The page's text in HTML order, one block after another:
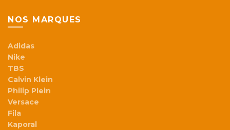
NOS MARQUES
Adidas
Nike
TBS
Calvin Klein
Philip Plein
Versace
Fila
Kaporal